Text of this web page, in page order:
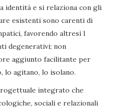
identità e si relaziona con gli
esistenti sono carenti di
favorendo altresì l
degenerativi; non
aggiunto facilitante per
lo agitano, lo isolano.
integrato che
sociali e relazionali